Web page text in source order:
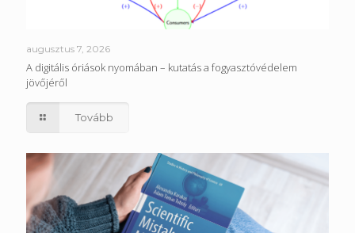
augusztus 7, 2026
A digitális óriások nyomában – kutatás a fogyasztóvédelem
jövőjéről
Tovább